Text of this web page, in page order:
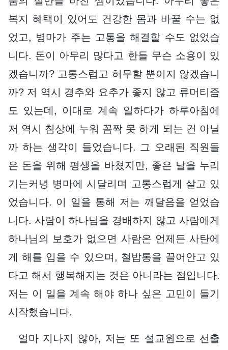
복지 혜택이 있어도 건강한 몸과 바꿀 수는 없
었고, 병마가 주는 고통을 해결할 수도 없었습
니다. 돈이 아무리 많다고 한들 무슨 소용이 있
겠습니까? 고통스럽고 허무할 뿐이지 않겠습니
까? 저 역시 경추와 요추가 좋지 않고 류머티즘
도 있는데, 이대로 계속 일하다가 하루아침에
저 역시 침상에 누워 꼼짝 못 하게 되는 건 아닐
까 하는 생각이 들었습니다. 그 오래된 직원들
은 돈을 위해 평생을 바쳤지만, 좋은 날을 누리
기는커녕 병마에 시달리며 고통스럽게 살고 있
었습니다. 이 일을 통해 저는 깨달음을 얻었습
니다. 사람이 하나님을 경배하지 않고 사람에게
하나님의 보호가 없으면 사람은 언제든 사탄에
게 해를 입을 수 있으며, 철밥통을 끌어안고 있
다고 해서 행복해지는 것은 아니라는 점입니다.
저는 이 일을 계속 해야 하나 싶은 고민이 들기
시작했습니다.
얼마 지나지 않아, 저는 또 설교원으로 선출